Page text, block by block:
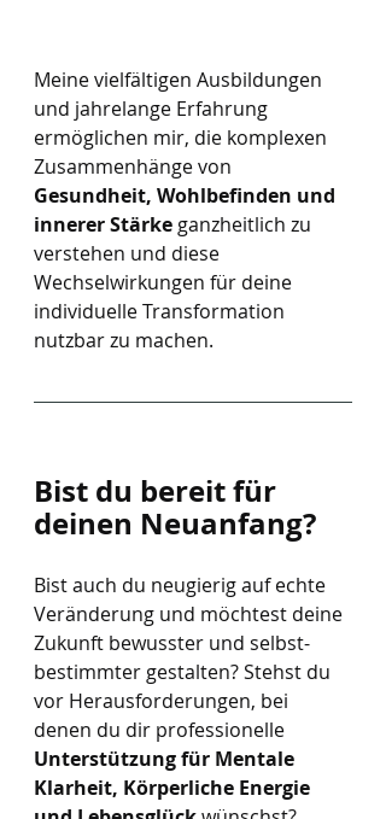
Meine vielfältigen Ausbildungen
und jahrelange Erfahrung
ermöglichen mir, die komplexen
Zusammenhänge von
Gesundheit, Wohlbefinden und
innerer Stärke ganzheitlich zu
verstehen und diese
Wechselwirkungen für deine
individuelle Transformation
nutzbar zu machen.
Bist du bereit für
deinen Neuanfang?
Bist auch du neugierig auf echte
Veränderung und möchtest deine
Zukunft bewusster und selbst-
bestimmter gestalten? Stehst du
vor Herausforderungen, bei
denen du dir professionelle
Unterstützung für Mentale
Klarheit, Körperliche Energie